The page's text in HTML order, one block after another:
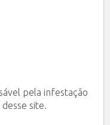
pela infestação
site.